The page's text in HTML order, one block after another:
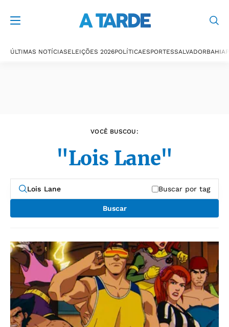
ÚLTIMAS NOTÍCIASELEIÇÕES 2026POLÍTICAESPORTESSALVADORBAHIA
VOCÊ BUSCOU:
"Lois Lane"
Buscar por tag
Buscar